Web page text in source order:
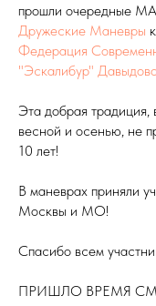
прошли очередные
Дружеские Маневры
Федерация
"Эскалибур"
Эта добрая традиция,
весной и осенью, не
10 лет!
В маневрах приняли
Москвы и МО!
Спасибо всем
ПРИШЛО ВРЕМЯ